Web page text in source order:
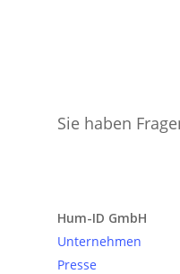
Sie haben
Hum-ID GmbH
Unternehmen
Presse